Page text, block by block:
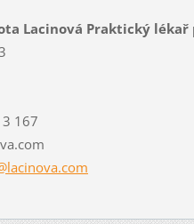
Lacinová Praktický lékař
167
va.com